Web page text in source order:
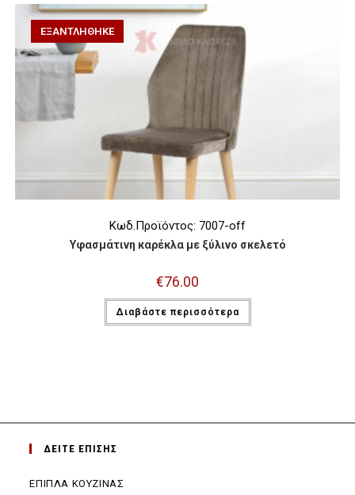
ΕΞΑΝΤΛΉΘΗΚΕ
Κωδ.Προϊόντος: 7007-off
Υφασμάτινη καρέκλα με ξύλινο σκελετό
€76.00
Διαβάστε περισσότερα
ΔΕΙΤΕ ΕΠΙΣΗΣ
ΕΠΙΠΛΑ ΚΟΥΖΙΝΑΣ